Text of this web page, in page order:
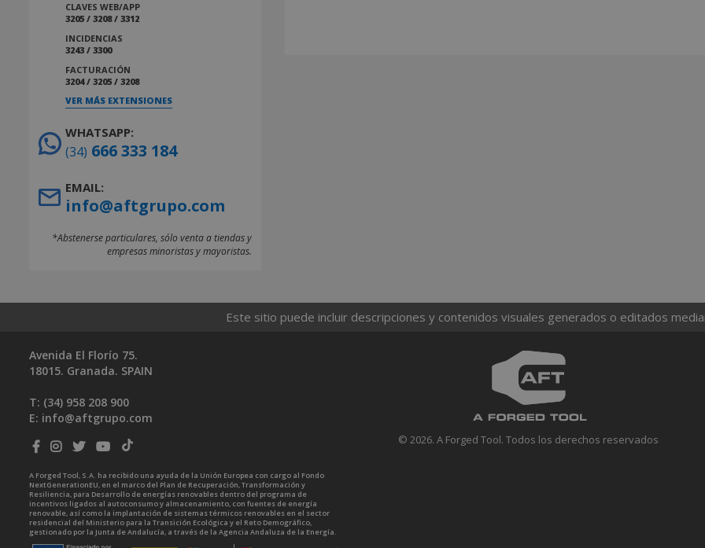
CLAVES WEB/APP
3205 / 3208 / 3312
INCIDENCIAS
3243 / 3300
FACTURACIÓN
3204 / 3205 / 3208
VER MÁS EXTENSIONES
WHATSAPP:
(34) 666 333 184
EMAIL:
info@aftgrupo.com
*Abstenerse particulares, sólo venta a tiendas y
empresas minoristas y mayoristas.
Este sitio puede incluir descripciones y contenidos visuales generados o editados
© 2026. A Forged Tool. Todos los derechos reservados
Avenida El Florío 75.
18015. Granada. SPAIN
T: (34) 958 208 900
E: info@aftgrupo.com
A Forged Tool, S.A. ha recibido una ayuda de la Unión Europea con cargo al Fondo
NextGenerationEU, en el marco del Plan de Recuperación, Transformación y
Resiliencia, para Desarrollo de energías renovables dentro del programa de
incentivos ligados al autoconsumo y almacenamiento, con fuentes de energía
renovable, así como la implantación de sistemas térmicos renovables en el sector
residencial del Ministerio para la Transición Ecológica y el Reto Demográfico,
gestionado por la Junta de Andalucía, a través de la Agencia Andaluza de la Energía.